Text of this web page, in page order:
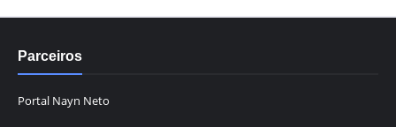
Parceiros
Portal Nayn Neto